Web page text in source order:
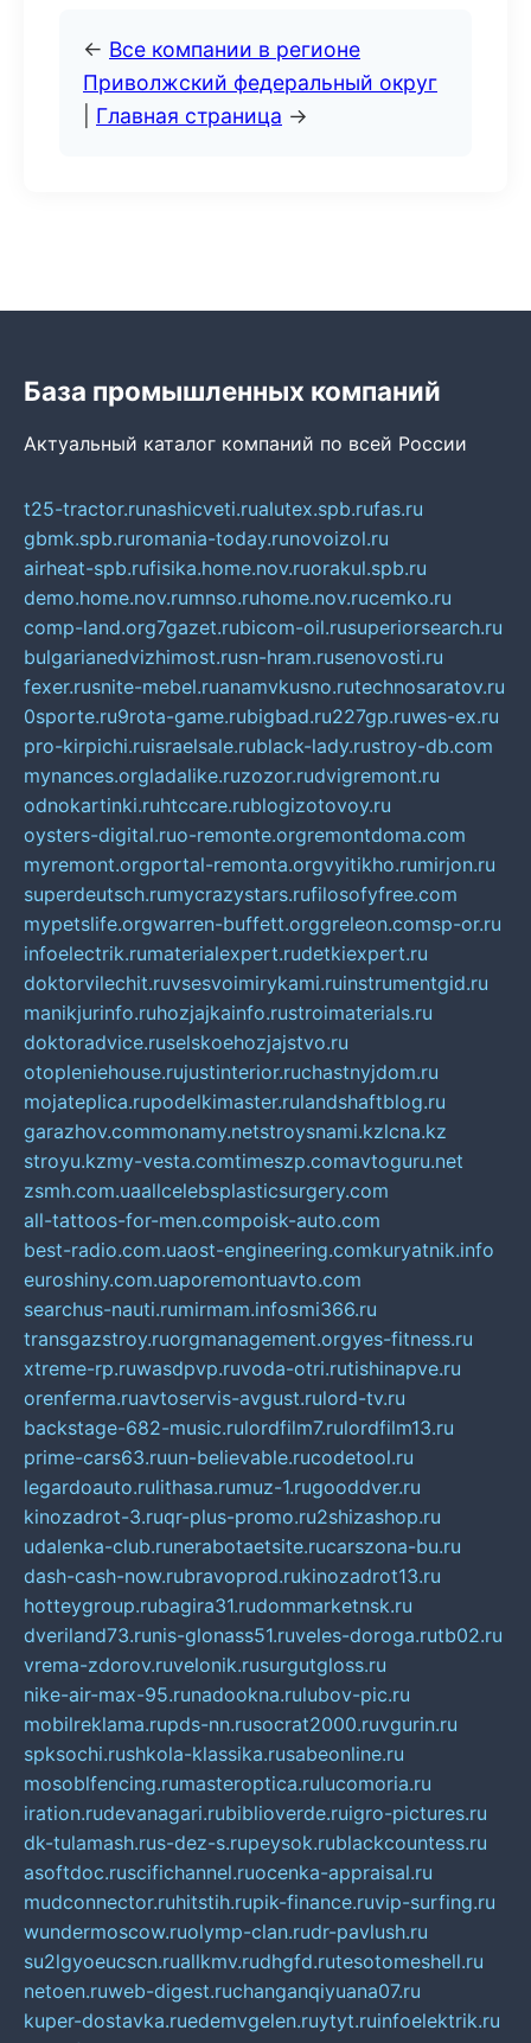
← Все компании в регионе
Приволжский федеральный округ
Главная страница →
База промышленных компаний
Актуальный каталог компаний по всей России
t25-tractor.runashicveti.rualutex.spb.rufas.ru
gbmk.spb.ruromania-today.runovoizol.ru
airheat-spb.rufisika.home.nov.ruorakul.spb.ru
demo.home.nov.rumnso.ruhome.nov.rucemko.ru
comp-land.org7gazet.rubicom-oil.rusuperiorsearch.ru
bulgarianedvizhimost.rusn-hram.rusenovosti.ru
fexer.rusnite-mebel.ruanamvkusno.rutechnosaratov.ru
0sporte.ru9rota-game.rubigbad.ru227gp.ruwes-ex.ru
pro-kirpichi.ruisraelsale.rublack-lady.rustroy-db.com
mynances.orgladalike.ruzozor.rudvigremont.ru
odnokartinki.ruhtccare.rublogizotovoy.ru
oysters-digital.ruo-remonte.orgremontdoma.com
myremont.orgportal-remonta.orgvyitikho.rumirjon.ru
superdeutsch.rumycrazystars.rufilosofyfree.com
mypetslife.orgwarren-buffett.orggreleon.comsp-or.ru
infoelectrik.rumaterialexpert.rudetkiexpert.ru
doktorvilechit.ruvsesvoimirykami.ruinstrumentgid.ru
manikjurinfo.ruhozjajkainfo.rustroimaterials.ru
doktoradvice.ruselskoehozjajstvo.ru
otopleniehouse.rujustinterior.ruchastnyjdom.ru
mojateplica.rupodelkimaster.rulandshaftblog.ru
garazhov.commonamy.netstroysnami.kzlcna.kz
stroyu.kzmy-vesta.comtimeszp.comavtoguru.net
zsmh.com.uaallcelebsplasticsurgery.com
all-tattoos-for-men.compoisk-auto.com
best-radio.com.uaost-engineering.comkuryatnik.info
euroshiny.com.uaporemontuavto.com
searchus-nauti.rumirmam.infosmi366.ru
transgazstroy.ruorgmanagement.orgyes-fitness.ru
xtreme-rp.ruwasdpvp.ruvoda-otri.rutishinapve.ru
orenferma.ruavtoservis-avgust.rulord-tv.ru
backstage-682-music.rulordfilm7.rulordfilm13.ru
prime-cars63.ruun-believable.rucodetool.ru
legardoauto.rulithasa.rumuz-1.rugooddver.ru
kinozadrot-3.ruqr-plus-promo.ru2shizashop.ru
udalenka-club.runerabotaetsite.rucarszona-bu.ru
dash-cash-now.rubravoprod.rukinozadrot13.ru
hotteygroup.rubagira31.rudommarketnsk.ru
dveriland73.runis-glonass51.ruveles-doroga.rutb02.ru
vrema-zdorov.ruvelonik.rusurgutgloss.ru
nike-air-max-95.runadookna.rulubov-pic.ru
mobilreklama.rupds-nn.rusocrat2000.ruvgurin.ru
spksochi.rushkola-klassika.rusabeonline.ru
mosoblfencing.rumasteroptica.rulucomoria.ru
iration.rudevanagari.rubiblioverde.ruigro-pictures.ru
dk-tulamash.rus-dez-s.rupeysok.rublackcountess.ru
asoftdoc.ruscifichannel.ruocenka-appraisal.ru
mudconnector.ruhitstih.rupik-finance.ruvip-surfing.ru
wundermoscow.ruolymp-clan.rudr-pavlush.ru
su2lgyoeucscn.ruallkmv.rudhgfd.rutesotomeshell.ru
netoen.ruweb-digest.ruchanganqiyuana07.ru
kuper-dostavka.ruedemvgelen.ruytyt.ruinfoelektrik.ru